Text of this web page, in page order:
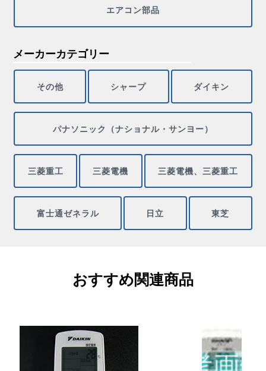
エアコン部品
メーカーカテゴリー
その他 シャープ ダイキン
パナソニック（ナショナル・サンヨー）
三菱重工 三菱電機 三菱電機、三菱重工
富士通ゼネラル 日立 東芝
おすすめ関連商品